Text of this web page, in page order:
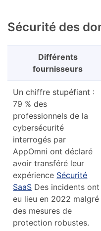
Sécurité des
Différents
fournisseurs
Un chiffre stupéfiant :
79 % des
professionnels de la
cybersécurité
interrogés par
AppOmni ont déclaré
avoir transféré leur
expérience Sécurité
SaaS Des incidents ont
eu lieu en 2022 malgré
des mesures de
protection robustes.